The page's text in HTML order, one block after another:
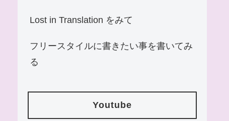
Lost in Translation をみて
フリースタイルに書きたい事を書いてみ
る
Youtube